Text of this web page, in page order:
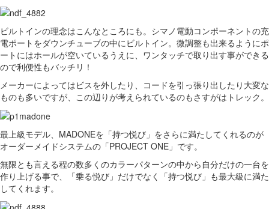
ビルトインの理念はこんなところにも。シマノ電動コンポーネントの充
電ポートをダウンチューブの中にビルトイン。微調整も出来るようにポ
ートにはホールが空いているうえに、ワンタッチで取り出す事ができる
ので利便性もバッチリ！
メーカーによってはビスを外したり、コードを引っ張り出したり大変な
ものも多いですが、この辺りが考えられているのもさすがはトレック。
最上級モデル、MADONEを「持つ悦び」をさらに満たしてくれるのが
オーダーメイドシステムの「PROJECT ONE」です。
無限とも言える程の数多くのカラーパターンの中から自分だけの一台を
作り上げる事で、「乗る悦び」だけでなく「持つ悦び」も最大級に満た
してくれます。